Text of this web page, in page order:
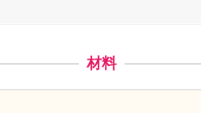
材料